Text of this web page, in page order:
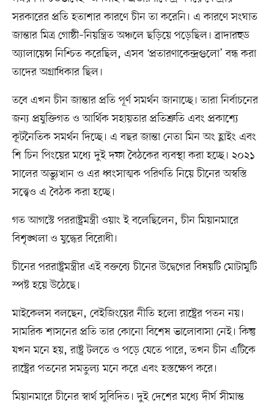
সরকারের প্রতি হতাশার কারণে চীন তা করেনি। এ কারণে সংঘাত
জান্তার মিত্র গোষ্ঠী–নিয়ন্ত্রিত অঞ্চলে ছড়িয়ে পড়েছিল। ব্রাদারহুড
অ্যালায়েন্স নিশ্চিত করেছিল, এসব ‘প্রতারণাকেন্দ্রগুলো’ বন্ধ করা
তাদের অগ্রাধিকার ছিল।
তবে এখন চীন জান্তার প্রতি পূর্ণ সমর্থন জানাচ্ছে। তারা নির্বাচনের
জন্য প্রযুক্তিগত ও আর্থিক সহায়তার প্রতিশ্রুতি এবং প্রকাশ্যে
কূটনৈতিক সমর্থন দিচ্ছে। এ বছর জান্তা নেতা মিন অং হ্লাইং এবং
শি চিন পিংয়ের মধ্যে দুই দফা বৈঠকের ব্যবস্থা করা হচ্ছে। ২০২১
সালের অভ্যুত্থান ও এর ধ্বংসাত্মক পরিণতি নিয়ে চীনের অস্বস্তি
সত্ত্বেও এ বৈঠক করা হচ্ছে।
গত আগস্টে পররাষ্ট্রমন্ত্রী ওয়াং ই বলেছিলেন, চীন মিয়ানমারে
বিশৃঙ্খলা ও যুদ্ধের বিরোধী।
চীনের পররাষ্ট্রমন্ত্রীর এই বক্তব্যে চীনের উদ্বেগের বিষয়টি মোটামুটি
স্পষ্ট হয়ে উঠেছে।
মাইকেলস বলছেন, বেইজিংয়ের নীতি হলো রাষ্ট্রের পতন নয়।
সামরিক শাসনের প্রতি তার কোনো বিশেষ ভালোবাসা নেই। কিন্তু
যখন মনে হয়, রাষ্ট্র টলতে ও পড়ে যেতে পারে, তখন চীন এটিকে
রাষ্ট্রের পতনের সমতুল্য মনে করে এবং হস্তক্ষেপ করে।
মিয়ানমারে চীনের স্বার্থ সুবিদিত। দুই দেশের মধ্যে দীর্ঘ সীমান্ত